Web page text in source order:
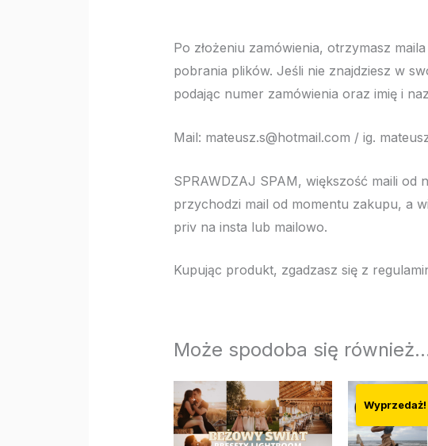
Po złożeniu zamówienia, otrzymasz
pobrania plików. Jeśli nie znajdziesz w
podając numer zamówienia oraz imię i
Mail: mateusz.s@hotmail.com / ig.
SPRAWDZAJ SPAM, większość maili od
przychodzi mail od momentu zakupu, a
priv na insta lub mailowo.
Kupując produkt, zgadzasz się z
Może spodoba się
Wyprzedaż!